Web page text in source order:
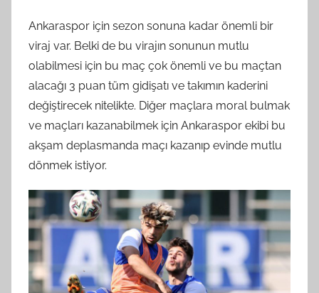
Ankaraspor için sezon sonuna kadar önemli bir
viraj var. Belki de bu virajın sonunun mutlu
olabilmesi için bu maç çok önemli ve bu maçtan
alacağı 3 puan tüm gidişatı ve takımın kaderini
değiştirecek nitelikte. Diğer maçlara moral bulmak
ve maçları kazanabilmek için Ankaraspor ekibi bu
akşam deplasmanda maçı kazanıp evinde mutlu
dönmek istiyor.